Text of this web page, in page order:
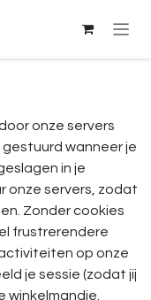
onze servers
wanneer je
in je
onze servers, zodat
Zonder cookies
frustrerendere
activiteiten op onze
je sessie (zodat jij
winkelmandje.